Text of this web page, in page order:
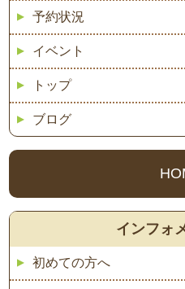
予約状況
イベント
トップ
ブログ
インフォ
初めての方へ